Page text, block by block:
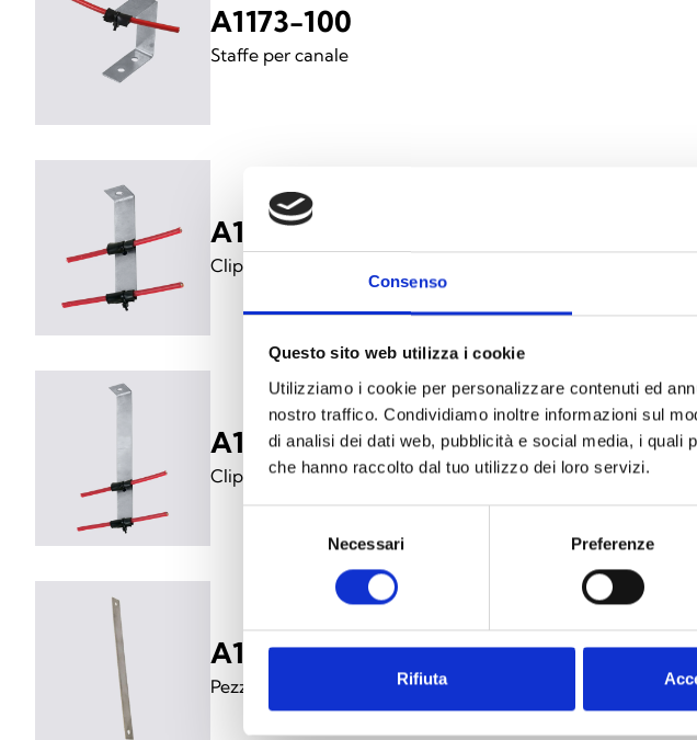
Consenso
Questo sito web utilizza i cookie
Utilizziamo i cookie per personalizzare contenuti ed
nostro traffico. Condividiamo inoltre informazioni sul
di analisi dei dati web, pubblicità e social media, i quali
che hanno raccolto dal tuo utilizzo dei loro servizi.
Necessari Preferenze
Rifiuta
A1173-100
Staffe per canale
A1165-100
Clip a L a doppia altezza da soffitto/parete (100mm)
A1169-100
Clip a L da soffitto/parete (200 mm)
A1171-100
Pezzo di estensione per distanza (200mm)